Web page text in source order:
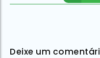
Deixe um